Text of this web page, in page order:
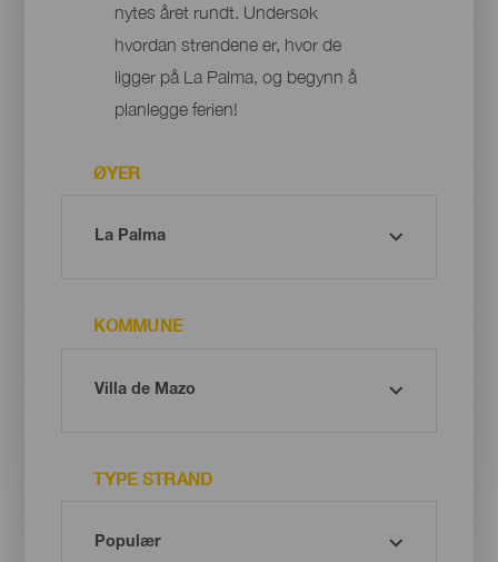
nytes året rundt. Undersøk
hvordan strendene er, hvor de
ligger på La Palma, og begynn å
planlegge ferien!
ØYER
KOMMUNE
TYPE STRAND